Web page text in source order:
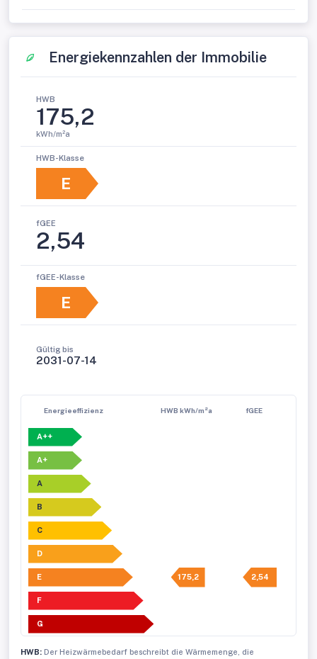
Energiekennzahlen der Immobilie
HWB
175,2
kWh/m²a
HWB-Klasse
E
fGEE
2,54
fGEE-Klasse
E
Gültig bis
2031-07-14
Energieeffizienz HWB kWh/m²a fGEE
A++
A+
A
B
C
D
E 175,2 2,54
F
G
HWB: Der Heizwärmebedarf beschreibt die Wärmemenge, die